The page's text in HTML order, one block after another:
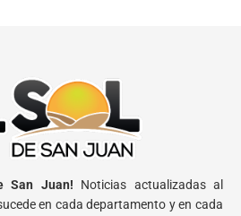
San Juan! Noticias actualizadas al
en cada departamento y en cada